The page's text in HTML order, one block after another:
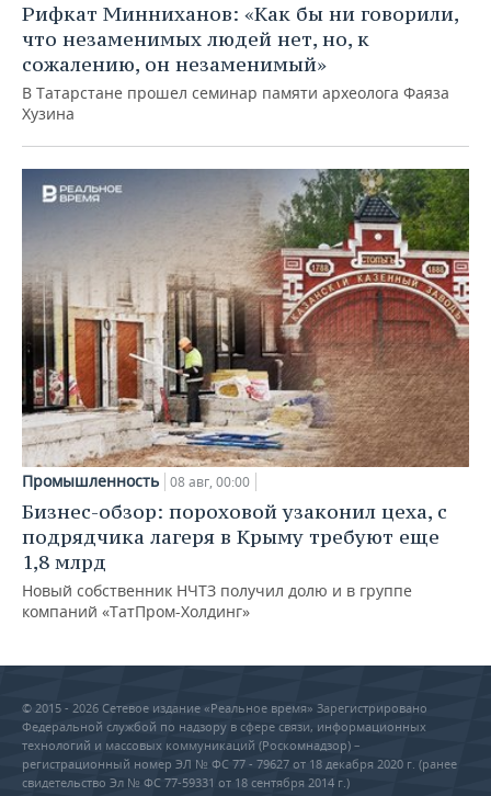
Рифкат Минниханов: «Как бы ни говорили,
что незаменимых людей нет, но, к
сожалению, он незаменимый»
В Татарстане прошел семинар памяти археолога Фаяза
Хузина
Промышленность 08 авг, 00:00
Бизнес-обзор: пороховой узаконил цеха, с
подрядчика лагеря в Крыму требуют еще
1,8 млрд
Новый собственник НЧТЗ получил долю и в группе
компаний «ТатПром-Холдинг»
© 2015 - 2026 Сетевое издание «Реальное время» Зарегистрировано
Федеральной службой по надзору в сфере связи, информационных
технологий и массовых коммуникаций (Роскомнадзор) –
регистрационный номер ЭЛ № ФС 77 - 79627 от 18 декабря 2020 г. (ранее
свидетельство Эл № ФС 77-59331 от 18 сентября 2014 г.)